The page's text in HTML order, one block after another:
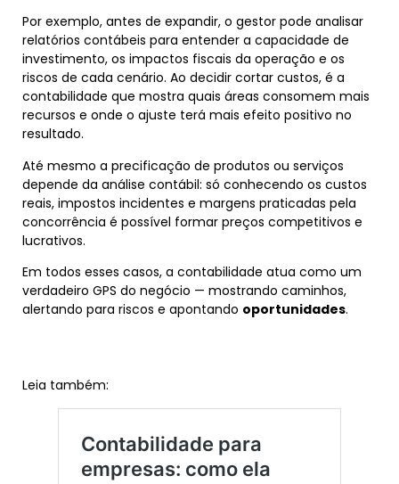
Por exemplo, antes de expandir, o gestor pode analisar
relatórios contábeis para entender a capacidade de
investimento, os impactos fiscais da operação e os
riscos de cada cenário. Ao decidir cortar custos, é a
contabilidade que mostra quais áreas consomem mais
recursos e onde o ajuste terá mais efeito positivo no
resultado.
Até mesmo a precificação de produtos ou serviços
depende da análise contábil: só conhecendo os custos
reais, impostos incidentes e margens praticadas pela
concorrência é possível formar preços competitivos e
lucrativos.
Em todos esses casos, a contabilidade atua como um
verdadeiro GPS do negócio — mostrando caminhos,
alertando para riscos e apontando oportunidades.
Leia também: